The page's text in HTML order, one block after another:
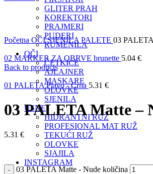
GLITER PRAH
KOREKTORI
PRAJMERI
PUDERI
RUMENILA
OČI
ČETKICE
AJLAJNER
MASKARE
OLOVKE
SJENILA
USNE
HIDRANTNI RUŽ
PROFESIONAL MAT RUŽ
TEKUĆI RUŽ
OLOVKE
SJAJILA
INSTAGRAM
Click to enlarge
Početna OČISJENILA PALETE 03
02 MARKER ZA OBRVE brunette 5.04 €
Back to products
01 PALETA Plavo - Crna 5.31 €
03 PALETA Matte –
5.31 €
03 PALETA Matte - Nude količina